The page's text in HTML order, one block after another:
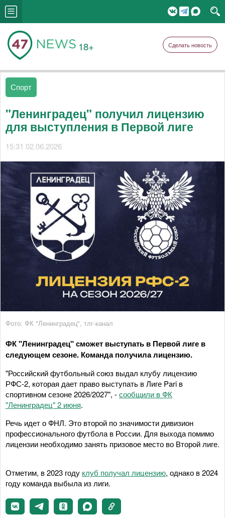
18+ Сделать новость
Спорт
"Ленинградец" получил лицензию
для выступления в Первой лиге
15:31 02.06.2026
Фото: ФК "Ленинградец", тлг-канал
ФК "Ленинградец" сможет выступать в Первой лиге в
следующем сезоне. Команда получила лицензию.
"Российский футбольный союз выдал клубу лицензию
РФС-2, которая дает право выступать в Лиге Pari в
спортивном сезоне 2026/2027", -сообщили в ФК
"Ленинградец" 2 июня.
Речь идет о ФНЛ. Это второй по значимости дивизион
профессионального футбола в России. Для выхода помимо
лицензии необходимо занять призовое место во Второй лиге.
Отметим, в 2023 году клуб получал лицензию, однако в 2024
году команда выбыла из лиги.